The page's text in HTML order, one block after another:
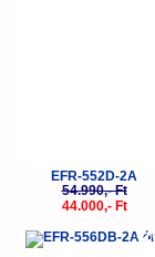
EFR-552D-2A
54.990,- Ft
44.000,- Ft
-